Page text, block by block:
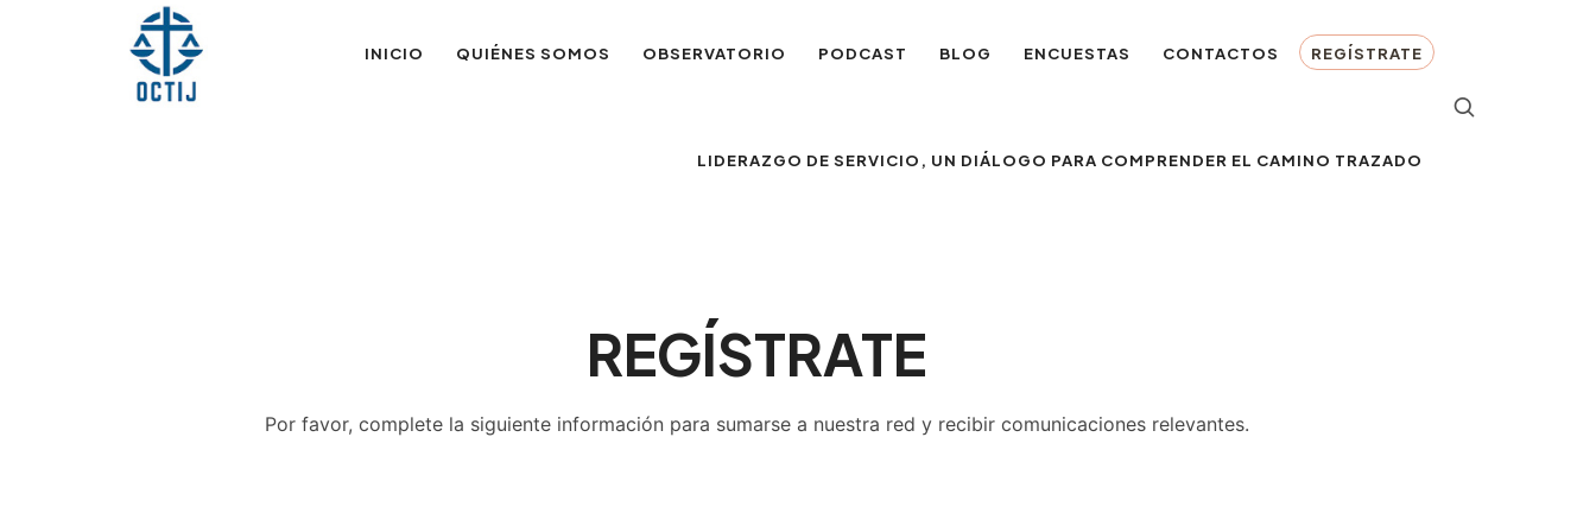
INICIO QUIÉNES SOMOS OBSERVATORIO PODCAST BLOG ENCUESTAS CONTACTOS REGÍSTRATE
LIDERAZGO DE SERVICIO, UN DIÁLOGO PARA COMPRENDER EL CAMINO TRAZADO
REGÍSTRATE
Por favor, complete la siguiente información para sumarse a nuestra red y recibir comunicaciones relevantes.